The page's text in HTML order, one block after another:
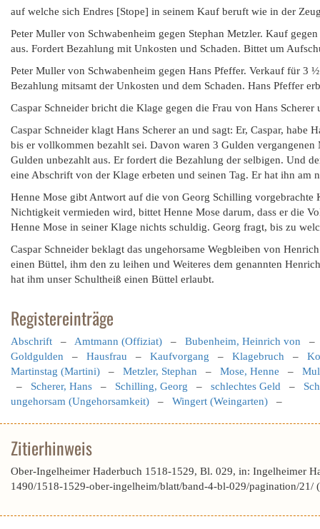
auf welche sich Endres [Stope] in seinem Kauf beruft wie in der
Peter Muller von Schwabenheim gegen Stephan Metzler. Kauf
aus. Fordert Bezahlung mit Unkosten und Schaden. Bittet um
Peter Muller von Schwabenheim gegen Hans Pfeffer. Verkauf für
Bezahlung mitsamt der Unkosten und dem Schaden. Hans Pfeffer
Caspar Schneider bricht die Klage gegen die Frau von Hans
Caspar Schneider klagt Hans Scherer an und sagt: Er, Caspar,
bis er vollkommen bezahlt sei. Davon waren 3 Gulden
Gulden unbezahlt aus. Er fordert die Bezahlung der selbigen. Und
eine Abschrift von der Klage erbeten und seinen Tag. Er hat ihn am
Henne Mose gibt Antwort auf die von Georg Schilling vorgebrachte
Nichtigkeit vermieden wird, bittet Henne Mose darum, dass er die
Henne Mose in seiner Klage nichts schuldig. Georg fragt, bis zu
Caspar Schneider beklagt das ungehorsame Wegbleiben von
einen Büttel, ihm den zu leihen und Weiteres dem genannten
hat ihm unser Schultheiß einen Büttel erlaubt.
Registereinträge
Abschrift – Amtmann (Offiziat) – Bubenheim, Heinrich von
Goldgulden – Hausfrau – Kaufvorgang – Klagebruch –
Martinstag (Martini) – Metzler, Stephan – Mose, Henne –
– Scherer, Hans – Schilling, Georg – schlechtes Geld –
ungehorsam (Ungehorsamkeit) – Wingert (Weingarten) –
Zitierhinweis
Ober-Ingelheimer Haderbuch 1518-1529, Bl. 029, in: Ingelheimer
1490/1518-1529-ober-ingelheim/blatt/band-4-bl-029/pagination/21/